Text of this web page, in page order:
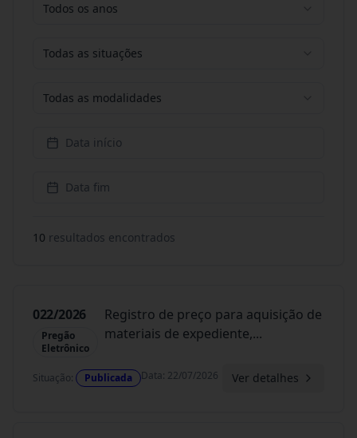
Todos os anos
Todas as situações
Todas as modalidades
Data início
Data fim
10 resultados encontrados
022/2026
Pregão
Eletrônico
Registro de preço para aquisição de
materiais de expediente,...
Situação: Publicada Data: 22/07/2026 Ver detalhes